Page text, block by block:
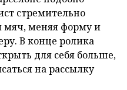
стремительно
мяч, меняя форму и
В конце ролика
для себя больше,
на рассылку